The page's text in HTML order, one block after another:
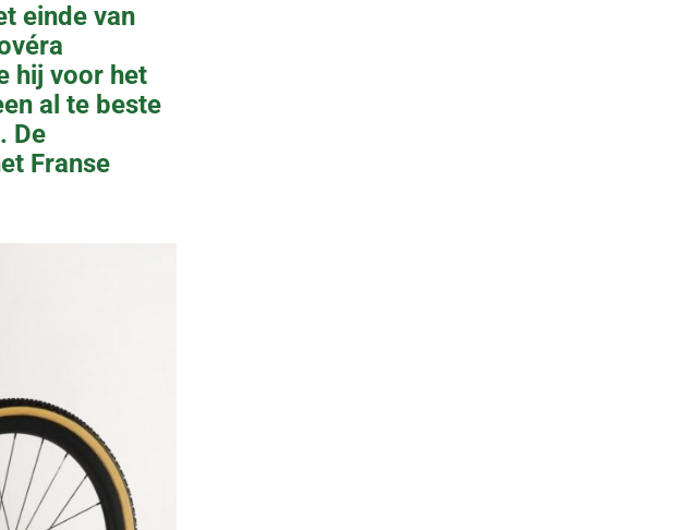
einde van
hij voor het
al te beste
De
Franse